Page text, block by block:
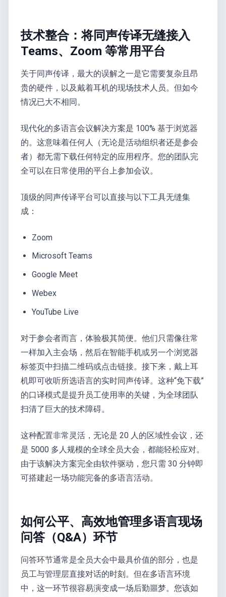
技术整合：将同声传译无缝接入
Teams、Zoom 等常用平台
关于同声传译，最大的误解之一是它需要复杂且昂
贵的硬件，以及戴着耳机的现场技术人员。但如今
情况已大不相同。
现代化的多语言会议解决方案是 100% 基于浏览器
的。这意味着任何人（无论是活动组织者还是参会
者）都无需下载任何特定的应用程序。您的团队完
全可以在日常使用的平台上参加会议。
顶级的同声传译平台可以直接与以下工具无缝集
成：
Zoom
Microsoft Teams
Google Meet
Webex
YouTube Live
对于参会者而言，体验极其简便。他们只需像往常
一样加入主会场，然后在智能手机或另一个浏览器
标签页中扫描二维码或点击链接。接下来，戴上耳
机即可收听所选语言的实时同声传译。这种“免下载”
的口译模式是提升员工使用率的关键，为全球团队
扫清了巨大的技术障碍。
这种配置非常灵活，无论是 20 人的区域性会议，还
是 5000 多人规模的全球全员大会，都能轻松应对。
由于该解决方案完全由软件驱动，您只需 30 分钟即
可搭建起一场功能完备的多语言活动。
如何公平、高效地管理多语言现场
问答（Q&A）环节
问答环节通常是全员大会中最具价值的部分，也是
员工与管理层直接对话的时刻。但在多语言环境
中，这一环节很容易演变成一场后勤噩梦。您该如